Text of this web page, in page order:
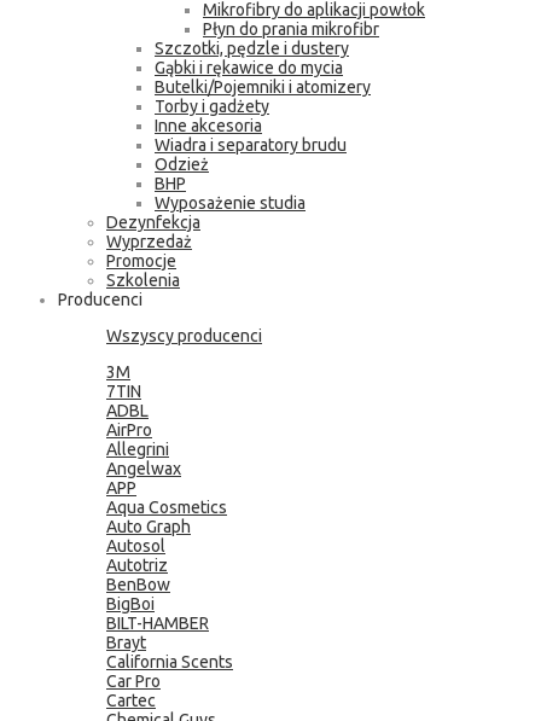
Mikrofibry do aplikacji powłok
Płyn do prania mikrofibr
Szczotki, pędzle i dustery
Gąbki i rękawice do mycia
Butelki/Pojemniki i atomizery
Torby i gadżety
Inne akcesoria
Wiadra i separatory brudu
Odzież
BHP
Wyposażenie studia
Dezynfekcja
Wyprzedaż
Promocje
Szkolenia
Producenci
Wszyscy producenci
3M
7TIN
ADBL
AirPro
Allegrini
Angelwax
APP
Aqua Cosmetics
Auto Graph
Autosol
Autotriz
BenBow
BigBoi
BILT-HAMBER
Brayt
California Scents
Car Pro
Cartec